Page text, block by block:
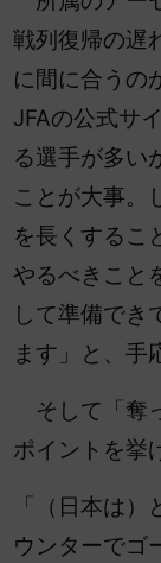
戦列復帰の遅
に間に合う
JFAの公式サ
る選手が多い
ことが大事。
を長くするこ
やるべきこと
して準備でき
ます」と、手
そして「奪
ポイントを挙
「（日本は
ウンターでゴ